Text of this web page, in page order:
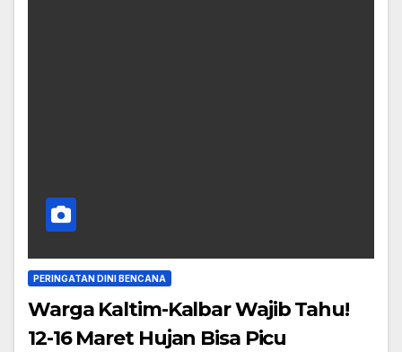
PERINGATAN DINI BENCANA
Warga Kaltim-Kalbar Wajib Tahu!
12-16 Maret Hujan Bisa Picu